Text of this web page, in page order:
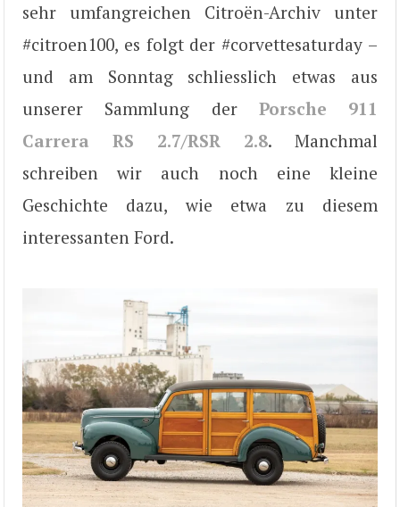
sehr umfangreichen Citroën-Archiv unter
#citroen100, es folgt der #corvettesaturday –
und am Sonntag schliesslich etwas aus
unserer Sammlung der Porsche 911
Carrera RS 2.7/RSR 2.8. Manchmal
schreiben wir auch noch eine kleine
Geschichte dazu, wie etwa zu diesem
interessanten Ford.